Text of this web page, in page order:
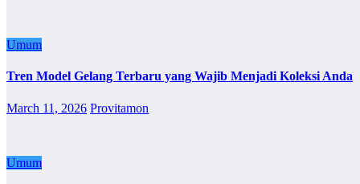
Umum
Tren Model Gelang Terbaru yang Wajib Menjadi Koleksi Anda
March 11, 2026 Provitamon
Umum